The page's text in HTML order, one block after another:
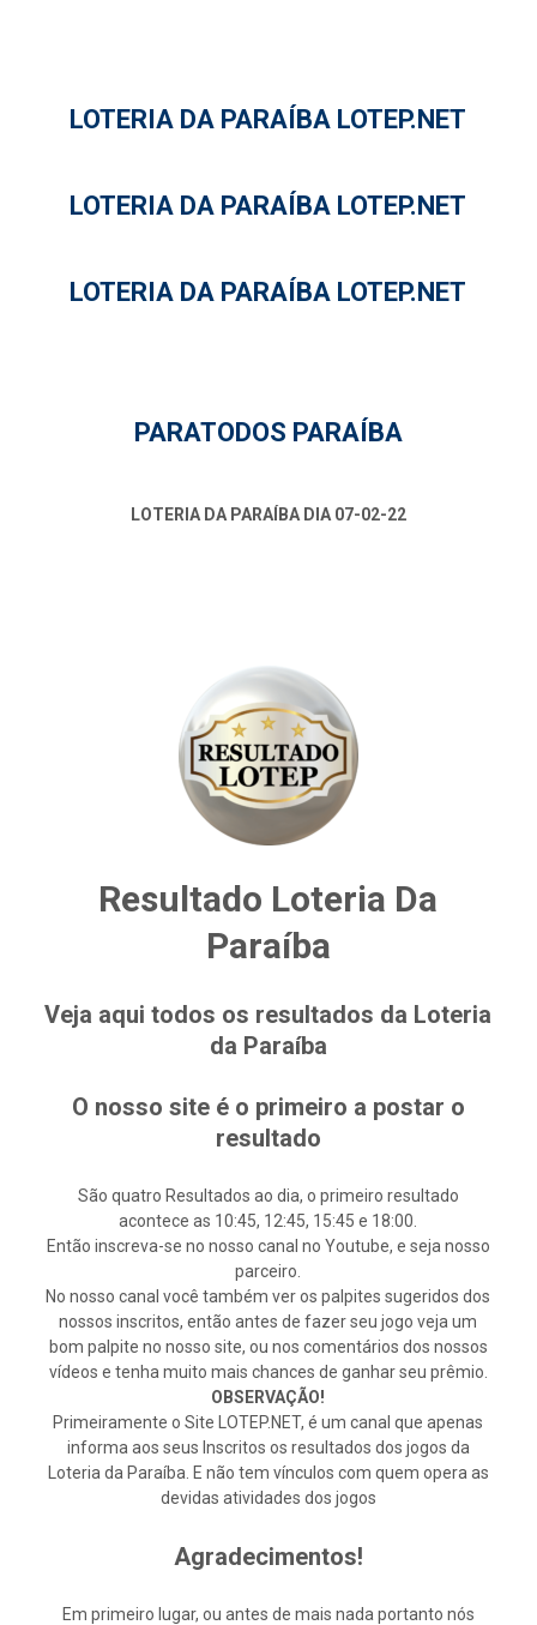
LOTERIA DA PARAÍBA LOTEP.NET
LOTERIA DA PARAÍBA LOTEP.NET
LOTERIA DA PARAÍBA LOTEP.NET
PARATODOS PARAÍBA
LOTERIA DA PARAÍBA DIA 07-02-22
Resultado Loteria Da
Paraíba
Veja aqui todos os resultados da Loteria
da Paraíba
O nosso site é o primeiro a postar o
resultado
São quatro Resultados ao dia, o primeiro resultado
acontece as 10:45, 12:45, 15:45 e 18:00.
Então inscreva-se no nosso canal no Youtube, e seja nosso
parceiro.
No nosso canal você também ver os palpites sugeridos dos
nossos inscritos, então antes de fazer seu jogo veja um
bom palpite no nosso site, ou nos comentários dos nossos
vídeos e tenha muito mais chances de ganhar seu prêmio.
OBSERVAÇÃO!
Primeiramente o Site LOTEP.NET, é um canal que apenas
informa aos seus Inscritos os resultados dos jogos da
Loteria da Paraíba. E não tem vínculos com quem opera as
devidas atividades dos jogos
Agradecimentos!
Em primeiro lugar, ou antes de mais nada portanto nós